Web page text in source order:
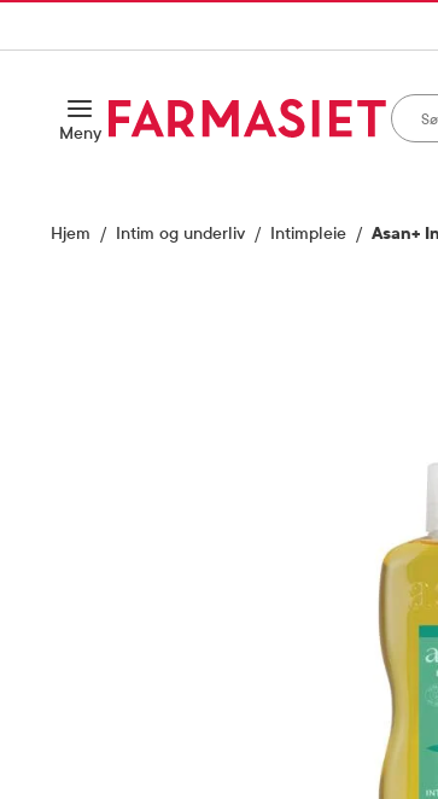
INNHOLD
MenyÅpne
Søk i
Hjem Intim og underliv Intimpleie Asan+